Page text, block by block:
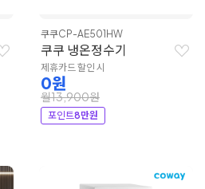
쿠쿠CP-AE501HW
쿠쿠 냉온정수기
제휴카드 할인 시
0원
월13,900원
포인트8만원